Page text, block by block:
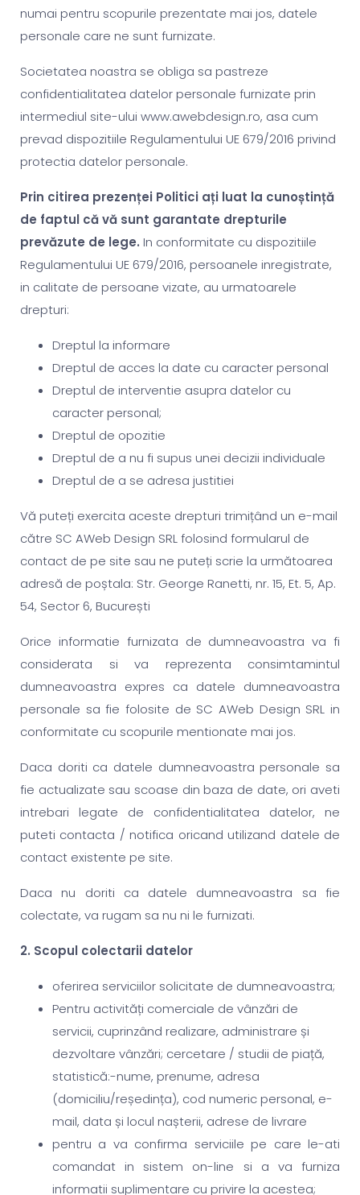
numai pentru scopurile prezentate mai jos, datele
personale care ne sunt furnizate.
Societatea noastra se obliga sa pastreze
confidentialitatea datelor personale furnizate prin
intermediul site-ului www.awebdesign.ro, asa cum
prevad dispozitiile Regulamentului UE 679/2016 privind
protectia datelor personale.
Prin citirea prezenței Politici ați luat la cunoștință
de faptul că vă sunt garantate drepturile
prevăzute de lege. In conformitate cu dispozitiile
Regulamentului UE 679/2016, persoanele inregistrate,
in calitate de persoane vizate, au urmatoarele
drepturi:
Dreptul la informare
Dreptul de acces la date cu caracter personal
Dreptul de interventie asupra datelor cu
caracter personal;
Dreptul de opozitie
Dreptul de a nu fi supus unei decizii individuale
Dreptul de a se adresa justitiei
Vă puteți exercita aceste drepturi trimițând un e-mail
către SC AWeb Design SRL folosind formularul de
contact de pe site sau ne puteți scrie la următoarea
adresă de poștala: Str. George Ranetti, nr. 15, Et. 5, Ap.
54, Sector 6, București
Orice informatie furnizata de dumneavoastra va fi
considerata si va reprezenta consimtamintul
dumneavoastra expres ca datele dumneavoastra
personale sa fie folosite de SC AWeb Design SRL in
conformitate cu scopurile mentionate mai jos.
Daca doriti ca datele dumneavoastra personale sa
fie actualizate sau scoase din baza de date, ori aveti
intrebari legate de confidentialitatea datelor, ne
puteti contacta / notifica oricand utilizand datele de
contact existente pe site.
Daca nu doriti ca datele dumneavoastra sa fie
colectate, va rugam sa nu ni le furnizati.
2. Scopul colectarii datelor
oferirea serviciilor solicitate de dumneavoastra;
Pentru activități comerciale de vânzări de
servicii, cuprinzând realizare, administrare și
dezvoltare vânzări; cercetare / studii de piață,
statistică:-nume, prenume, adresa
(domiciliu/reședința), cod numeric personal, e-
mail, data și locul nașterii, adrese de livrare
pentru a va confirma serviciile pe care le-ati
comandat in sistem on-line si a va furniza
informatii suplimentare cu privire la acestea;